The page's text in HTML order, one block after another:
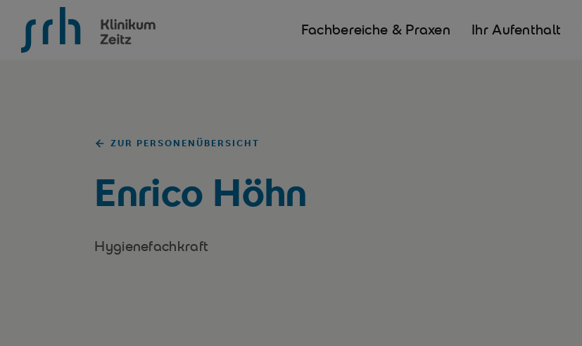
Fachbereiche & Praxen Ihr Aufenthalt
ZUR PERSONENÜBERSICHT
Enrico Höhn
Hygienefachkraft